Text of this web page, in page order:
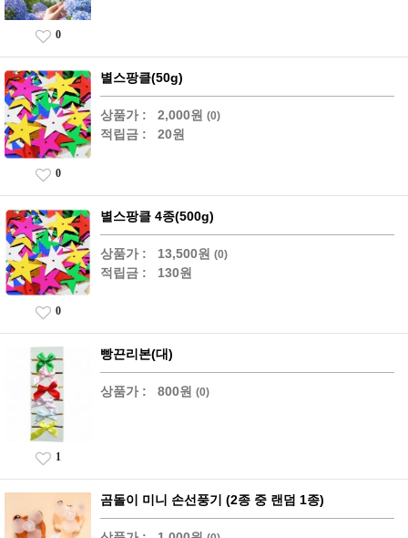
0
별스팡클(50g)
상품가 : 2,000원 (0)
적립금 : 20원
0
별스팡클 4종(500g)
상품가 : 13,500원 (0)
적립금 : 130원
0
빵끈리본(대)
상품가 : 800원 (0)
1
곰돌이 미니 손선풍기 (2종 중 랜덤 1종)